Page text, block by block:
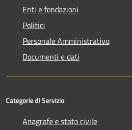
Enti e fondazioni
Politici
Personale Amministrativo
Documenti e dati
Categorie di Servizio
Anagrafe e stato civile